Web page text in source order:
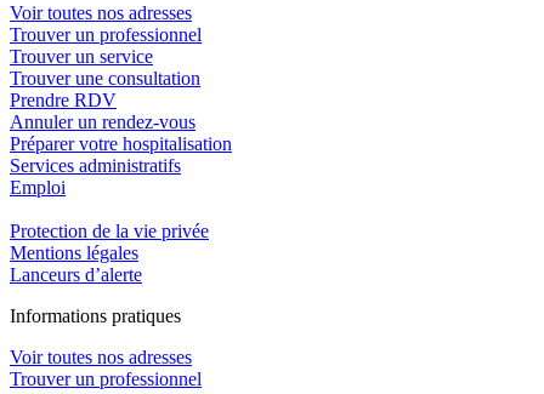
Voir toutes nos adresses
Trouver un professionnel
Trouver un service
Trouver une consultation
Prendre RDV
Annuler un rendez-vous
Préparer votre hospitalisation
Services administratifs
Emploi​
Protection de la vie privée
Mentions légales
Lanceurs d’alerte
Informations pratiques
Voir toutes nos adresses
Trouver un professionnel